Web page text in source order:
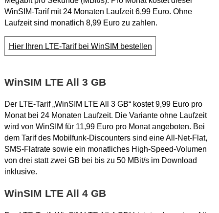
WinSIM-Tarif mit 24 Monaten Laufzeit 6,99 Euro. Ohne
Laufzeit sind monatlich 8,99 Euro zu zahlen.
Hier Ihren LTE-Tarif bei WinSIM bestellen
WinSIM LTE All 3 GB
Der LTE-Tarif „WinSIM LTE All 3 GB“ kostet 9,99 Euro pro
Monat bei 24 Monaten Laufzeit. Die Variante ohne Laufzeit
wird von WinSIM für 11,99 Euro pro Monat angeboten. Bei
dem Tarif des Mobilfunk-Discounters sind eine All-Net-Flat,
SMS-Flatrate sowie ein monatliches High-Speed-Volumen
von drei statt zwei GB bei bis zu 50 MBit/s im Download
inklusive.
WinSIM LTE All 4 GB